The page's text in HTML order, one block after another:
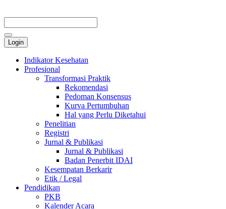
Login
Indikator Kesehatan
Profesional
Transformasi Praktik
Rekomendasi
Pedoman Konsensus
Kurva Pertumbuhan
Hal yang Perlu Diketahui
Penelitian
Registri
Jurnal & Publikasi
Jurnal & Publikasi
Badan Penerbit IDAI
Kesempatan Berkarir
Etik / Legal
Pendidikan
PKB
Kalender Acara